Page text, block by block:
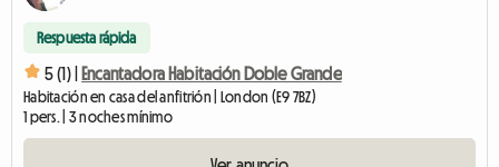
Respuesta rápida
5 (1) | Encantadora Habitación Doble Grande
Habitación en casa del anfitrión | London (E9 7BZ)
1 pers. | 3 noches mínimo